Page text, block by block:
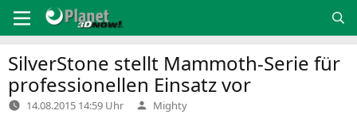
Inhalt
springen
SilverStone stellt Mammoth-Serie für
professionellen Einsatz vor
14.08.2015 14:59 Uhr Verfasst
von
Mighty